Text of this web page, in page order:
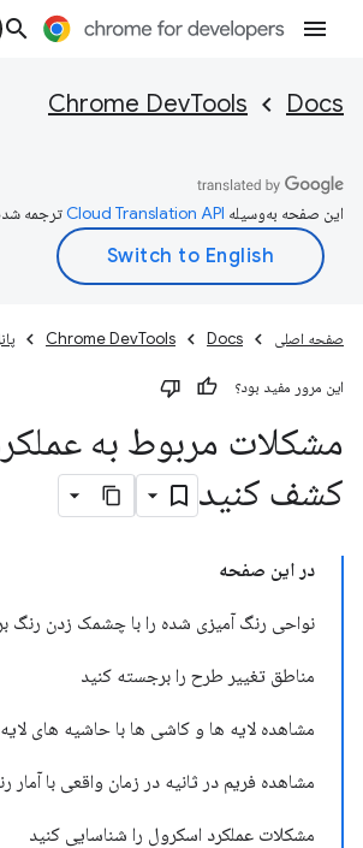
Docs
Chrome DevTools
این صفحه به‌وسیله ترجمه
صفحه اصلی Docs
Chrome DevTools
این مرور مفید بود؟
مشکلات مربوط به
کشف کنید
در این صفحه
نواحی رنگ آمیزی شده را با چشمک زدن رنگ
مناطق تغییر طرح را برجسته کنید
مشاهده لایه ها و کاشی ها با حاشیه های لایه
مشاهده فریم در ثانیه در زمان واقعی با آمار
مشکلات عملکرد اسکرول را شناسایی کنید